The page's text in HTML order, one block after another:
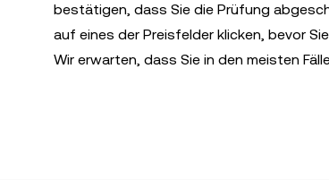
bestätigen, dass Sie die Prüfung
auf eines der Preisfelder klicken, bevor
Wir erwarten, dass Sie in den meisten